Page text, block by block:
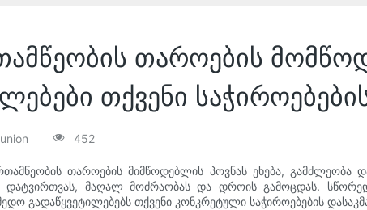
თაროების
თქვენი
452
თაროების მიმწოდებლის პოვნას ეხება,
დატვირთვას, მაღალ მოძრაობას და დროის გამოცდას.
გადაწყვეტილებებს თქვენი კონკრეტული საჭიროებების